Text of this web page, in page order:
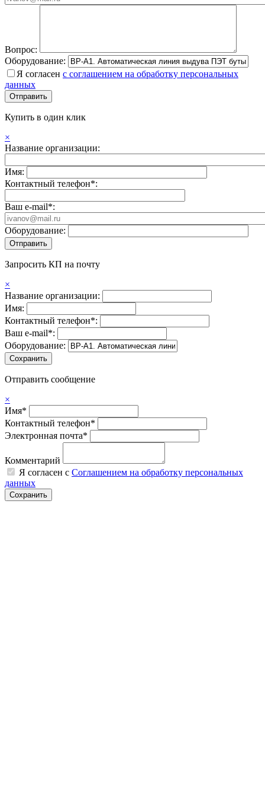
Вопрос:
Оборудование:
Я согласен с соглашением на обработку персональных
данных
Купить в один клик
×
Название организации:
Имя:
Контактный телефон*:
Ваш e-mail*:
Оборудование:
Запросить КП на почту
×
Название организации:
Имя:
Контактный телефон*:
Ваш e-mail*:
Оборудование:
Отправить сообщение
×
Имя*
Контактный телефон*
Электронная почта*
Комментарий
Я согласен с Соглашением на обработку персональных
данных